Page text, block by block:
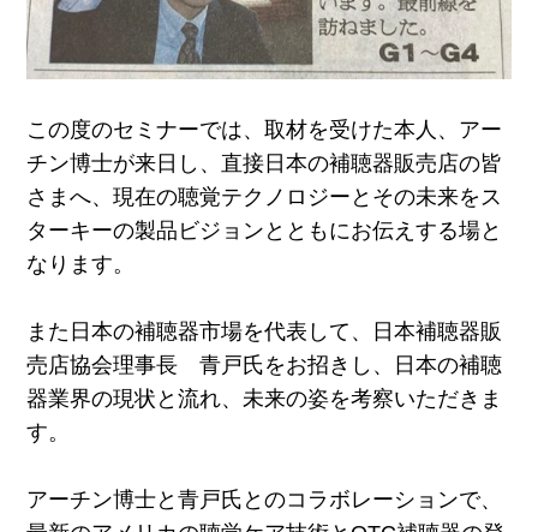
この度のセミナーでは、取材を受けた本人、アー
チン博士が来日し、直接日本の補聴器販売店の皆
さまへ、現在の聴覚テクノロジーとその未来をス
ターキーの製品ビジョンとともにお伝えする場と
なります。
また日本の補聴器市場を代表して、日本補聴器販
売店協会理事長 青戸氏をお招きし、日本の補聴
器業界の現状と流れ、未来の姿を考察いただきま
す。
アーチン博士と青戸氏とのコラボレーションで、